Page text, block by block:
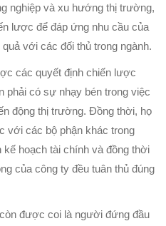
nghiệp và xu hướng thị trường,
lược để đáp ứng nhu cầu của
với các đối thủ trong ngành.
các quyết định chiến lược
phải có sự nhạy bén trong việc
động thị trường. Đồng thời, họ
với các bộ phận khác trong
hoạch tài chính và đồng thời
của công ty đều tuân thủ đúng
được coi là người đứng đầu